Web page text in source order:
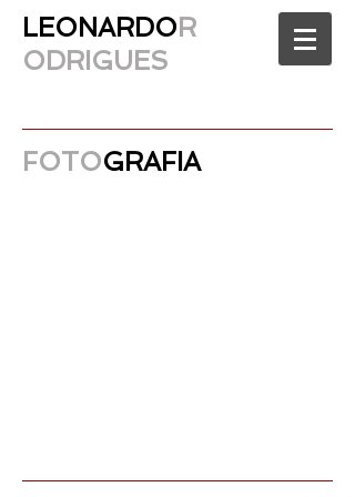
LEONARDO R
ODRIGUES
FOTOGRAFIA